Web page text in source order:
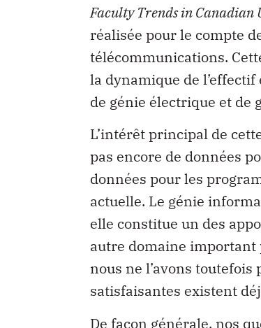
Faculty Trends in
réalisée pour le compte
télécommunications.
la dynamique de
de génie électrique et de
L’intérêt principal de
pas encore de données
données pour les
actuelle. Le génie
elle constitue un des
autre domaine important
nous ne l’avons
satisfaisantes existent
De façon générale, nos